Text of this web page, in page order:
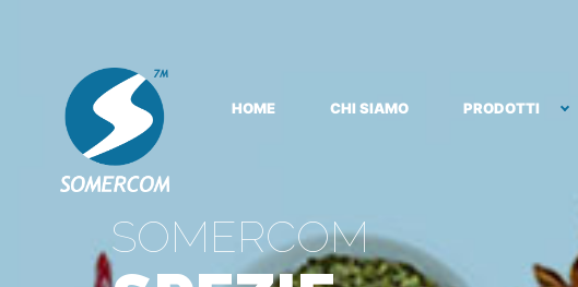
HOME CHI SIAMO PRODOTTI
SOMERCOM